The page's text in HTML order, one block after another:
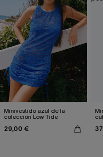
Minivestido azul de la
colección Low Tide
29,00 €